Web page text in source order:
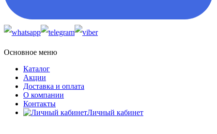
Основное меню
Каталог
Акции
Доставка и оплата
О компании
Контакты
Личный кабинет